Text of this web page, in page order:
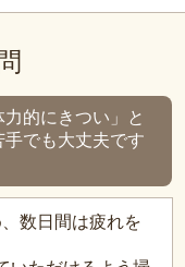
的にきつい」と
でも大丈夫です
数日間は疲れを